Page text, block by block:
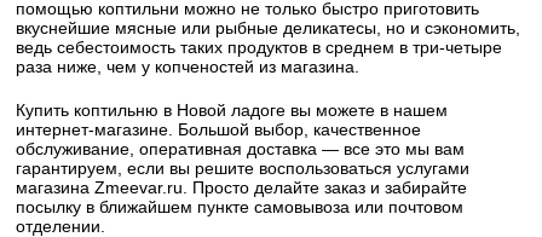
помощью коптильни можно не только быстро приготовить
вкуснейшие мясные или рыбные деликатесы, но и сэкономить,
ведь себестоимость таких продуктов в среднем в три-четыре
раза ниже, чем у копченостей из магазина.
Купить коптильню в Новой ладоге вы можете в нашем
интернет-магазине. Большой выбор, качественное
обслуживание, оперативная доставка — все это мы вам
гарантируем, если вы решите воспользоваться услугами
магазина Zmeevar.ru. Просто делайте заказ и забирайте
посылку в ближайшем пункте самовывоза или почтовом
отделении.